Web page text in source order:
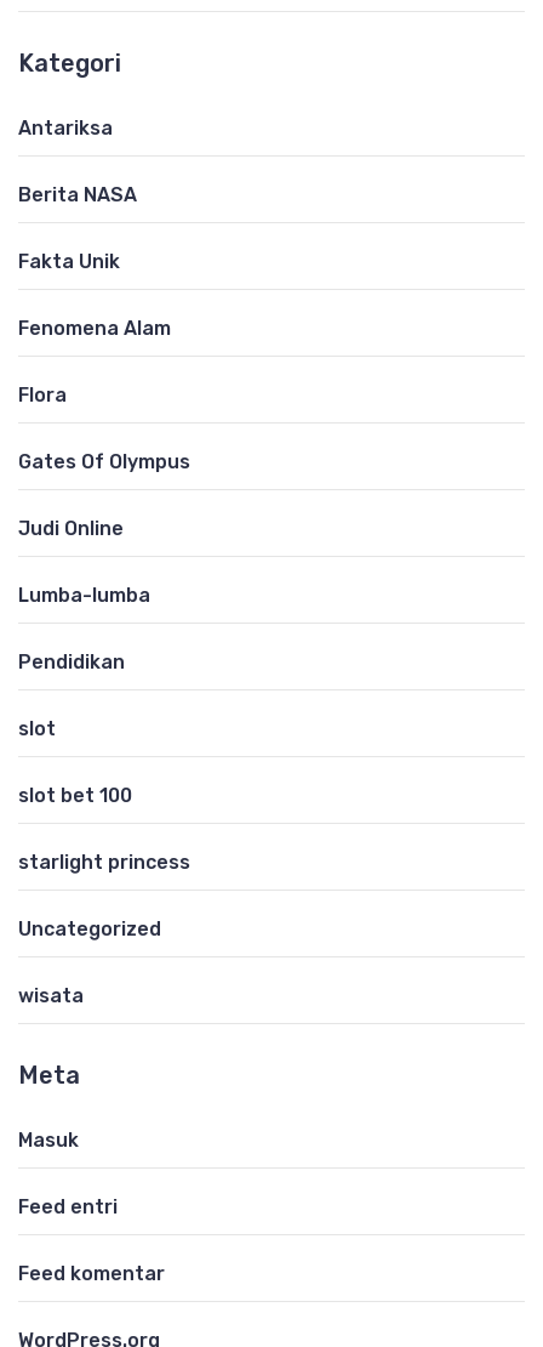
Kategori
Antariksa
Berita NASA
Fakta Unik
Fenomena Alam
Flora
Gates Of Olympus
Judi Online
Lumba-lumba
Pendidikan
slot
slot bet 100
starlight princess
Uncategorized
wisata
Meta
Masuk
Feed entri
Feed komentar
WordPress.org